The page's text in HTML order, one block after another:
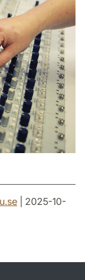
.se | 2025-10-